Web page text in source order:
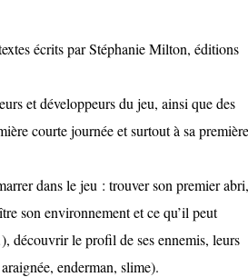
écrits par Stéphanie Milton, éditions
et développeurs du jeu, ainsi que des
courte journée et surtout à sa première
dans le jeu : trouver son premier abri,
son environnement et ce qu’il peut
découvrir le profil de ses ennemis, leurs
enderman, slime).